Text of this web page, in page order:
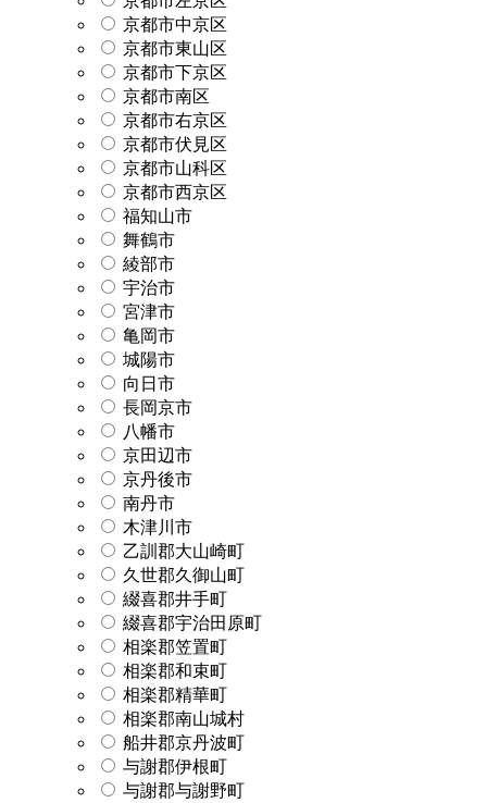
京都市中京区
京都市東山区
京都市下京区
京都市南区
京都市右京区
京都市伏見区
京都市山科区
京都市西京区
福知山市
舞鶴市
綾部市
宇治市
宮津市
亀岡市
城陽市
向日市
長岡京市
八幡市
京田辺市
京丹後市
南丹市
木津川市
乙訓郡大山崎町
久世郡久御山町
綴喜郡井手町
綴喜郡宇治田原町
相楽郡笠置町
相楽郡和束町
相楽郡精華町
相楽郡南山城村
船井郡京丹波町
与謝郡伊根町
与謝郡与謝野町